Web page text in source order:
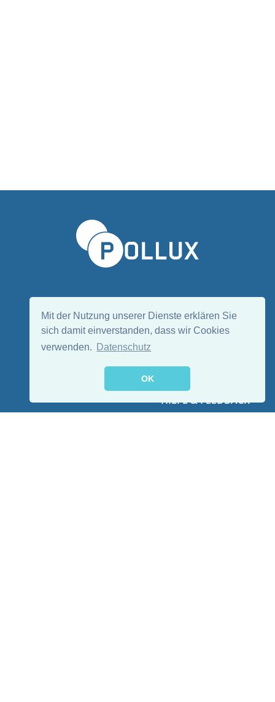
Mit der Nutzung unserer Dienste erklären Sie
sich damit einverstanden, dass wir Cookies
verwenden.
Datenschutz
OK
HILFE & FEEDBACK
EN